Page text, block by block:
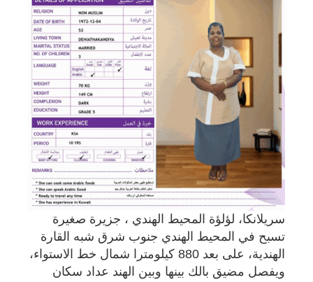
سريلانكا، لؤلؤة المحيط الهندي ، جزيرة صغيرة
تسبح في المحيط الهندي جنوب شرق شبه القارة
الهندية، على بعد 880 كيلومترا شمال خط الاستواء،
ويفصل مضيق بالك بينها وبين الهند عداد سكان